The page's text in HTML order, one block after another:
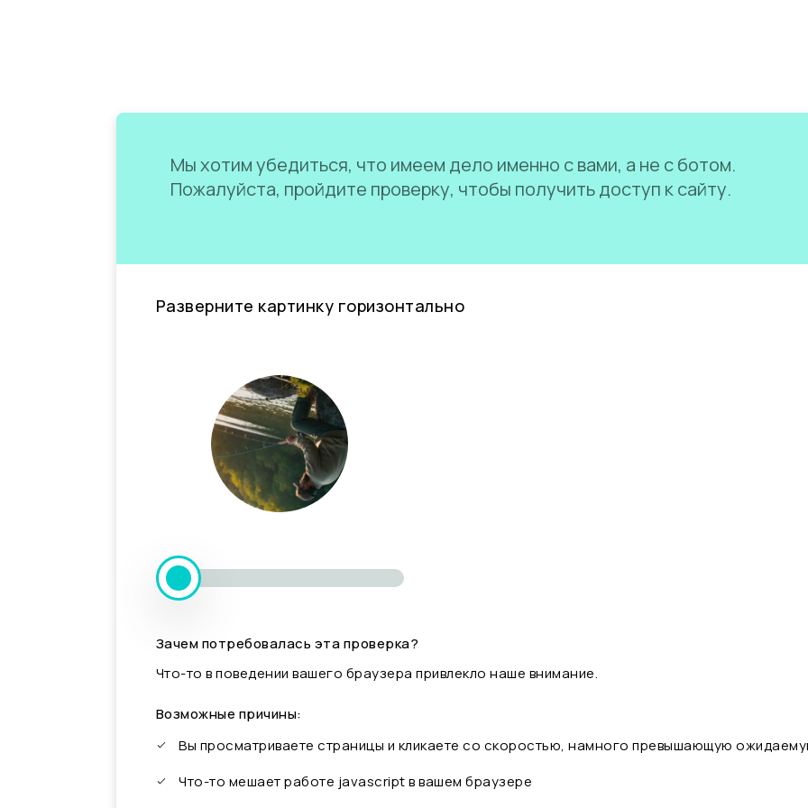
Мы хотим убедиться, что имеем дело именно с вами, а не с ботом.
Пожалуйста, пройдите проверку, чтобы получить доступ к сайту.
Разверните картинку горизонтально
Зачем потребовалась эта проверка?
Что-то в поведении вашего браузера привлекло наше внимание.
Возможные причины:
Вы просматриваете страницы и кликаете со скоростью, намного превышающую
Что-то мешает работе javascript в вашем браузере